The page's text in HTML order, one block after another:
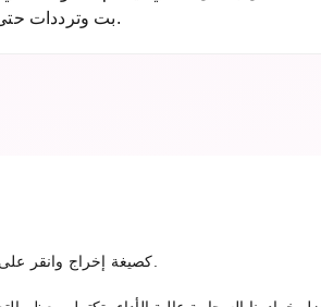
بت وترددات حتى 192 كيلوهرتز.
ارفع ملف WV في الخطوة الأولى، اختر MP4 كصيغة إخراج وانقر على تحويل. بعد اكتمال التحويل يمكنك تنزيل الملف.